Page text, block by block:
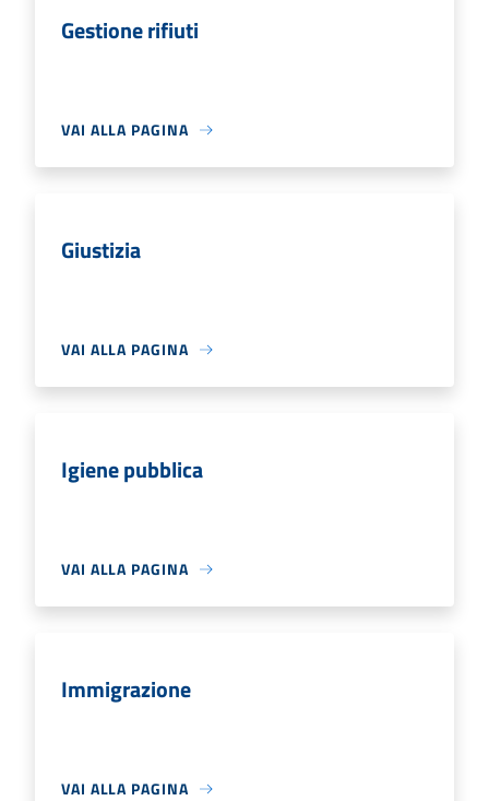
Gestione rifiuti
VAI ALLA PAGINA
Giustizia
VAI ALLA PAGINA
Igiene pubblica
VAI ALLA PAGINA
Immigrazione
VAI ALLA PAGINA